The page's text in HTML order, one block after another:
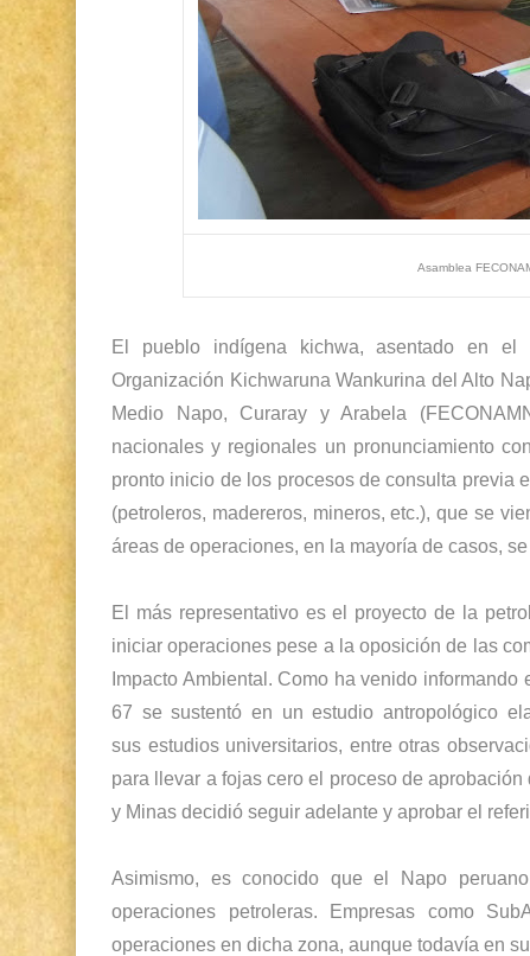
Asamblea
El pueblo indígena kichwa, asentado en el
Organización Kichwaruna Wankurina del Alto
Medio Napo, Curaray y Arabela
nacionales y regionales un pronunciamiento
pronto inicio de los procesos de consulta previa
(petroleros, madereros, mineros, etc.), que se
áreas de operaciones, en la mayoría de casos,
El más representativo es el proyecto de la
iniciar operaciones pese a la oposición de las
Impacto Ambiental. Como ha venido informando
67 se sustentó en un estudio antropológico
sus estudios universitarios, entre otras
para llevar a fojas cero el proceso de
y Minas decidió seguir adelante y aprobar el
Asimismo, es conocido que el Napo
operaciones petroleras. Empresas como
operaciones en dicha zona, aunque todavía en